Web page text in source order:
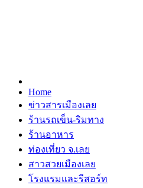
Home
ข่าวสารเมืองเลย
ร้านรถเข็น-ริมทาง
ร้านอาหาร
ท่องเที่ยว จ.เลย
สาวสวยเมืองเลย
โรงแรมและรีสอร์ท